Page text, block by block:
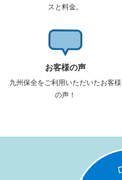
スと料金。
お客様の声
九州保全をご利用いただいたお客様
の声！